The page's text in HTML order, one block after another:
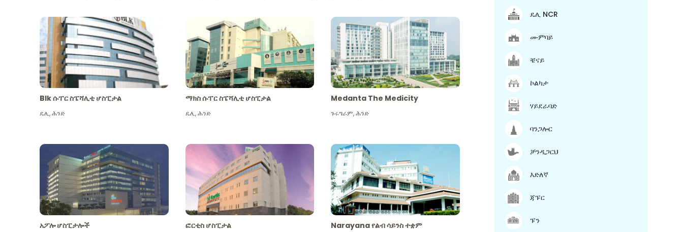
Blk ሱፐር ስፔሻሊቲ ሆስፒታል
ዴሊ,ሕንድ
ማክስ ሱፐር ስፔሻሊቲ ሆስፒታል
ዴሊ,ሕንድ
Medanta The Medicity
ጉሩግራም,ሕንድ
አፖሎ ሆስፒታሎች ፎርቲስ ሆስፒታል Narayana የልብ ሳይንስ ተቋም
ዴሊ NCR
ሙምባይ
ቼናይ
ኮልካታ
ሃይደራባድ
ባንጋሎር
ቻንዲጋርህ
እድለኛ
ጃፑር
ፑን